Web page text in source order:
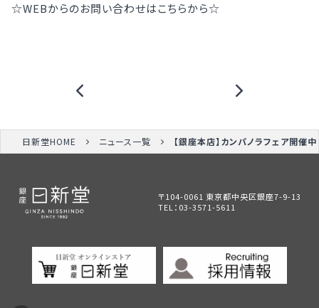
☆WEBからのお問い合わせはこちらから☆
日新堂HOME ニュース一覧 【銀座本店】カンパノラフェア開催中
〒104-0061 東京都中央区銀座7-9-13
TEL： 03-3571-5611